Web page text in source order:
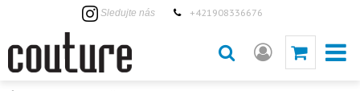
Sledujte nás +421908336676